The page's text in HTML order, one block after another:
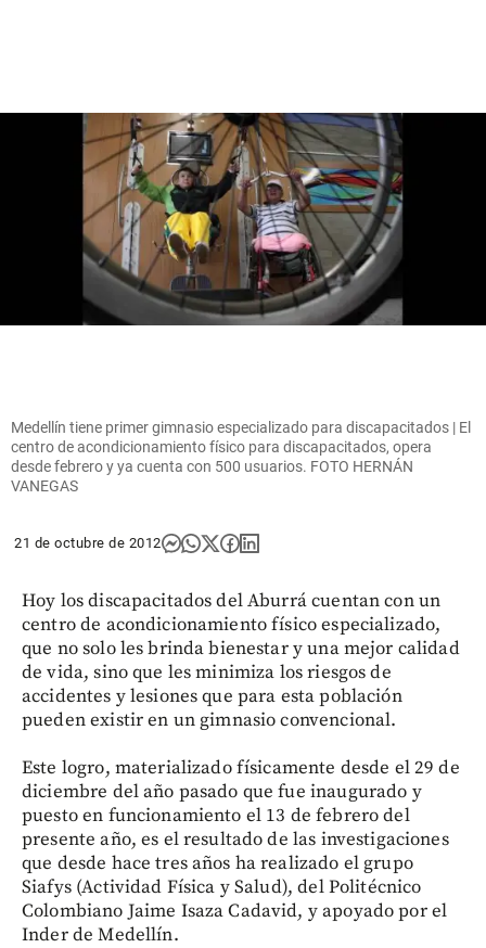
Medellín tiene primer gimnasio especializado para discapacitados | El
centro de acondicionamiento físico para discapacitados, opera
desde febrero y ya cuenta con 500 usuarios. FOTO HERNÁN
VANEGAS
21 de octubre de 2012
Hoy los discapacitados del Aburrá cuentan con un
centro de acondicionamiento físico especializado,
que no solo les brinda bienestar y una mejor calidad
de vida, sino que les minimiza los riesgos de
accidentes y lesiones que para esta población
pueden existir en un gimnasio convencional.
Este logro, materializado físicamente desde el 29 de
diciembre del año pasado que fue inaugurado y
puesto en funcionamiento el 13 de febrero del
presente año, es el resultado de las investigaciones
que desde hace tres años ha realizado el grupo
Siafys (Actividad Física y Salud), del Politécnico
Colombiano Jaime Isaza Cadavid, y apoyado por el
Inder de Medellín.